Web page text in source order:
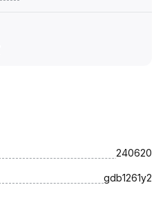
240620
gdb1261у2